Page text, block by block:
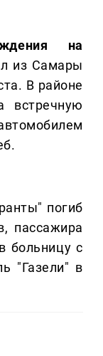
на
из Самары
В районе
погиб
пассажира
больницу с
"Газели" в